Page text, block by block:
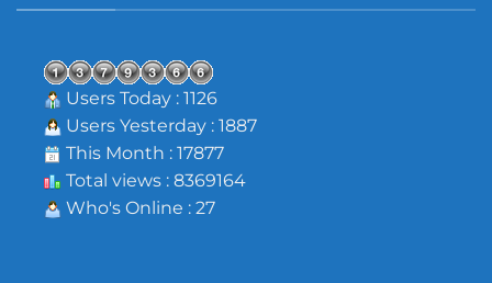
Users Today : 1126
Users Yesterday : 1887
This Month : 17877
Total views : 8369164
Who's Online : 27